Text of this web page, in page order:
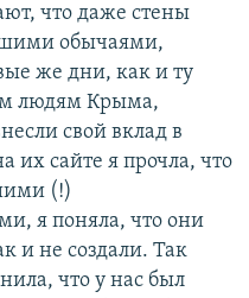
что даже стены
обычаями,
же дни, как и ту
людям Крыма,
свой вклад в
их сайте я прочла, что
(!)
я поняла, что они
и не создали. Так
что у нас был